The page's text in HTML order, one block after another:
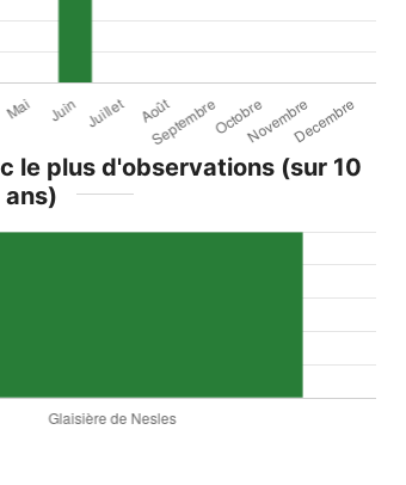
le plus d'observations (sur 10
ans)